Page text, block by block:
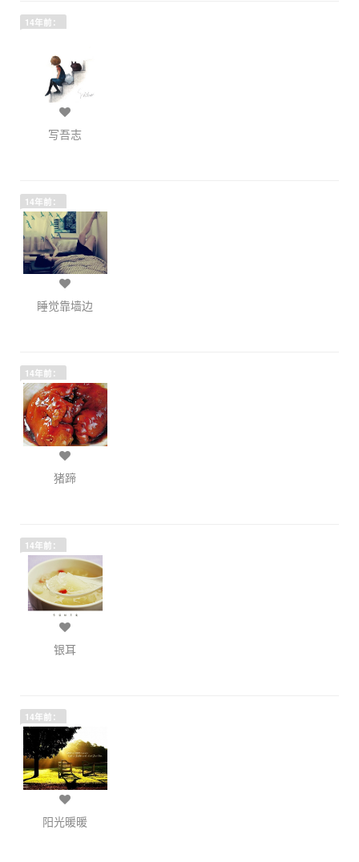
14年前：
写吾志
14年前：
睡觉靠墙边
14年前：
猪蹄
14年前：
银耳
14年前：
阳光暖暖